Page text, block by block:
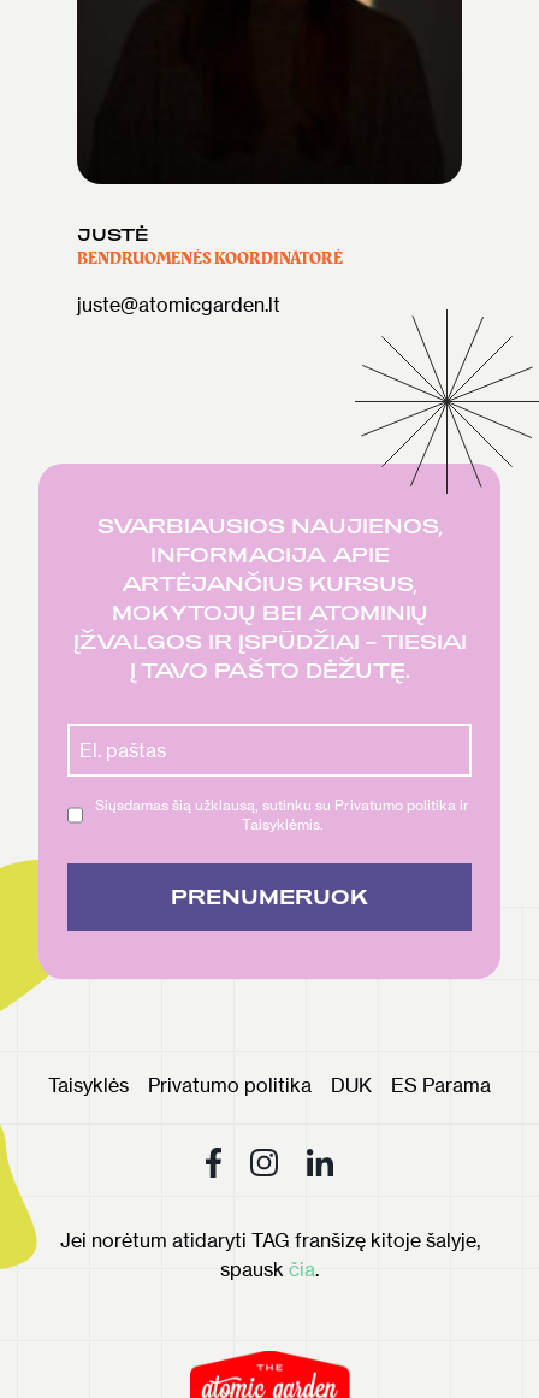
JUSTĖ
BENDRUOMENĖS KOORDINATORĖ
juste@atomicgarden.lt
SVARBIAUSIOS NAUJIENOS,
INFORMACIJA APIE
ARTĖJANČIUS KURSUS,
MOKYTOJŲ BEI ATOMINIŲ
ĮŽVALGOS IR ĮSPŪDŽIAI – TIESIAI
Į TAVO PAŠTO DĖŽUTĘ.
Siųsdamas šią užklausą, sutinku su Privatumo politika ir
Taisyklėmis.
PRENUMERUOK
Taisyklės Privatumo politika DUK ES Parama
Jei norėtum atidaryti TAG franšizę kitoje šalyje,
spausk čia.